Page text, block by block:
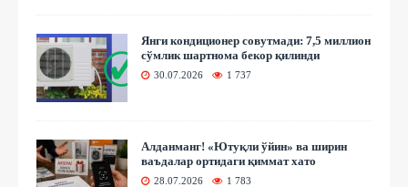
Янги кондиционер совутмади: 7,5 миллион
сўмлик шартнома бекор қилинди
30.07.2026 1 737
Алданманг! «Ютуқли ўйин» ва ширин
ваъдалар ортидаги қиммат хато
28.07.2026 1 783